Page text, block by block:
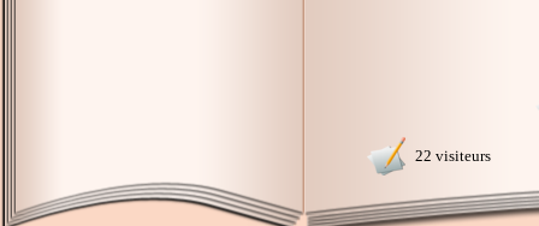
22 visiteurs